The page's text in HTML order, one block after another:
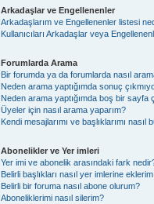
Arkadaşlar ve Engellenenler
Arkadaşlarım ve Engellenenler listesi
Kullanıcıları Arkadaşlar veya
Forumlarda Arama
Bir forumda ya da forumlarda nasıl
Neden arama yaptığımda sonuç
Neden arama yaptığımda boş bir sayfa
Üyeler için nasıl arama yaparım?
Kendi mesajlarımı ve başlıklarımı nasıl
Abonelikler ve Yer imleri
Yer imi ve abonelik arasındaki fark
Belirli başlıkları nasıl yer imlerine
Belirli bir foruma nasıl abone olurum?
Aboneliklerimi nasıl silerim?